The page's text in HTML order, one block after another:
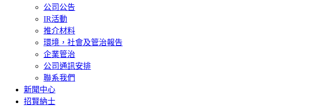
公司公告
IR活動
推介材料
環境，社會及管治報告
企業管治
公司通訊安排
聯系我們
新聞中心
招賢納士